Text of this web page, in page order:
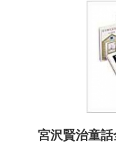
宮沢賢治童